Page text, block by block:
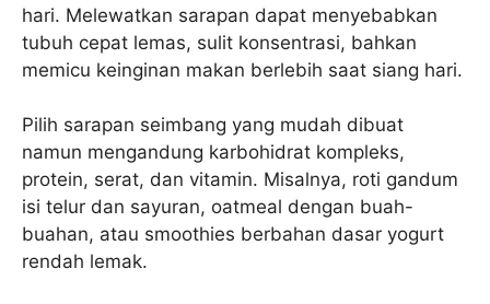
hari. Melewatkan sarapan dapat menyebabkan
tubuh cepat lemas, sulit konsentrasi, bahkan
memicu keinginan makan berlebih saat siang hari.
Pilih sarapan seimbang yang mudah dibuat
namun mengandung karbohidrat kompleks,
protein, serat, dan vitamin. Misalnya, roti gandum
isi telur dan sayuran, oatmeal dengan buah-
buahan, atau smoothies berbahan dasar yogurt
rendah lemak.